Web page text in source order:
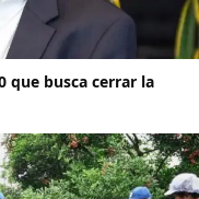
que busca cerrar la